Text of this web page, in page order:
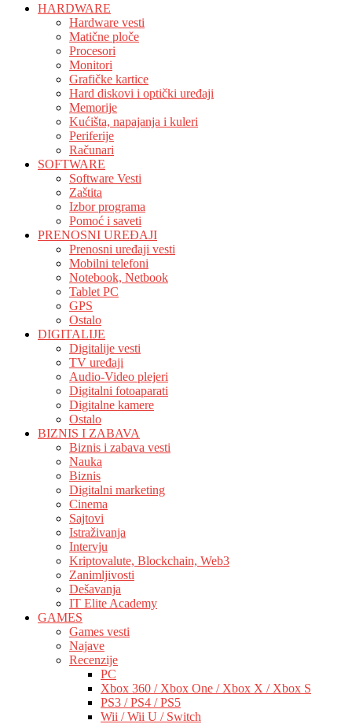
HARDWARE
Hardware vesti
Matične ploče
Procesori
Monitori
Grafičke kartice
Hard diskovi i optički uređaji
Memorije
Kućišta, napajanja i kuleri
Periferije
Računari
SOFTWARE
Software Vesti
Zaštita
Izbor programa
Pomoć i saveti
PRENOSNI UREĐAJI
Prenosni uređaji vesti
Mobilni telefoni
Notebook, Netbook
Tablet PC
GPS
Ostalo
DIGITALIJE
Digitalije vesti
TV uređaji
Audio-Video plejeri
Digitalni fotoaparati
Digitalne kamere
Ostalo
BIZNIS I ZABAVA
Biznis i zabava vesti
Nauka
Biznis
Digitalni marketing
Cinema
Sajtovi
Istraživanja
Intervju
Kriptovalute, Blockchain, Web3
Zanimljivosti
Dešavanja
IT Elite Academy
GAMES
Games vesti
Najave
Recenzije
PC
Xbox 360 / Xbox One / Xbox X / Xbox S
PS3 / PS4 / PS5
Wii / Wii U / Switch